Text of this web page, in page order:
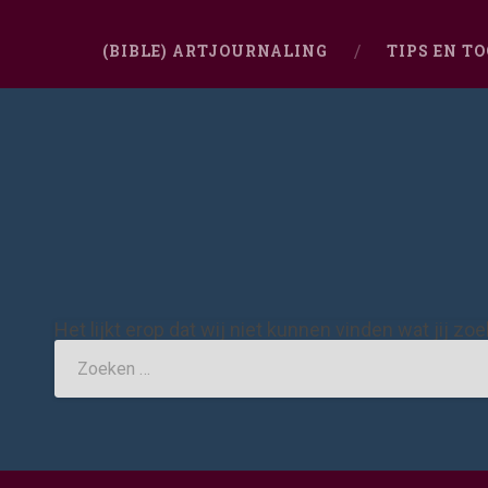
(BIBLE) ARTJOURNALING TIPS EN
Het lijkt erop dat wij niet kunnen vinden wat jij